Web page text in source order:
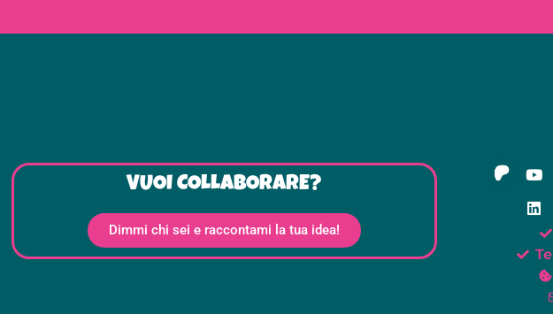
VUOI COLLABORARE?
Dimmi chi sei e raccontami la tua idea!